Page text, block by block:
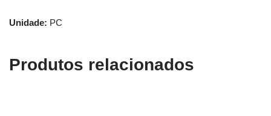
Unidade: PC
Produtos relacionados